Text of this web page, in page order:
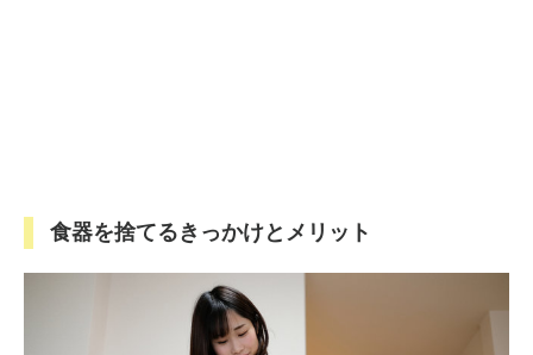
食器を捨てるきっかけとメリット